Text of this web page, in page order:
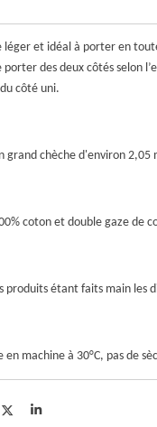
léger et idéal à porter en
porter des deux côtés selon
côté uni.
grand chèche d'environ
coton et double gaze de
produits étant faits main les
en machine à 30°C, pas de
P
P